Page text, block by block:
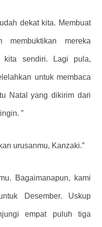
dekat kita. Membuat
mereka
kita sendiri. Lagi pula,
untuk membaca
Natal yang dikirim dari
”
urusanmu, Kanzaki.”
Bagaimanapun, kami
Desember. Uskup
empat puluh tiga